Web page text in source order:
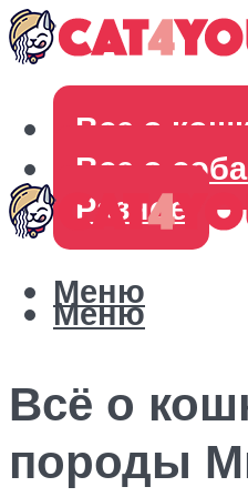
Все о
Все о
Разное
Меню
Меню
Всё о
породы